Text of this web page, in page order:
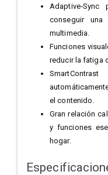
conseguir
multimedia.
Funciones
reducir la fatiga
el contenido.
Gran relación
y funciones
hogar.